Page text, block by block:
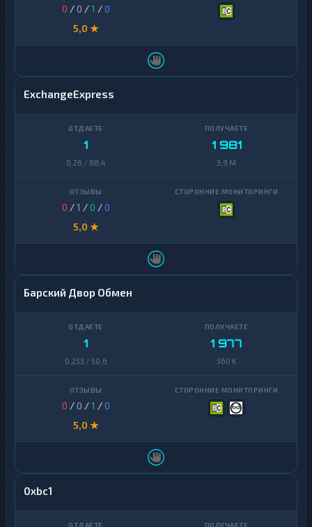
0 / 0 /1 /0
5,0 ★
ExchangeExpress
1
0,26 / 88,4
1 981
3,9 M
0 /1 /0 /0
5,0 ★
Барский Двор Обмен
1
0,253 / 50,6
1 977
360 K
0 / 0 /1 /0
5,0 ★
0xbc1